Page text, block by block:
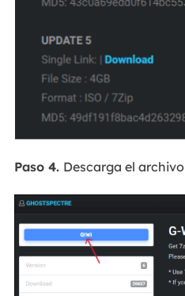
Paso 4. Descarga el archivo